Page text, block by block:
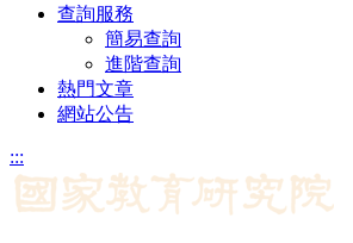
查詢服務
簡易查詢
進階查詢
熱門文章
網站公告
:::